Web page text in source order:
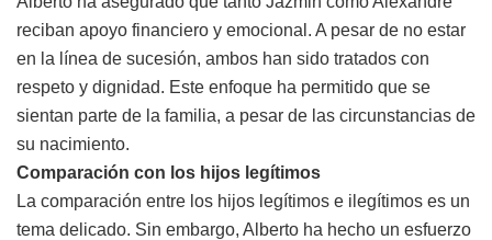
reciban apoyo financiero y emocional. A pesar de no estar
en la línea de sucesión, ambos han sido tratados con
respeto y dignidad. Este enfoque ha permitido que se
sientan parte de la familia, a pesar de las circunstancias de
su nacimiento.
Comparación con los hijos legítimos
La comparación entre los hijos legítimos e ilegítimos es un
tema delicado. Sin embargo, Alberto ha hecho un esfuerzo